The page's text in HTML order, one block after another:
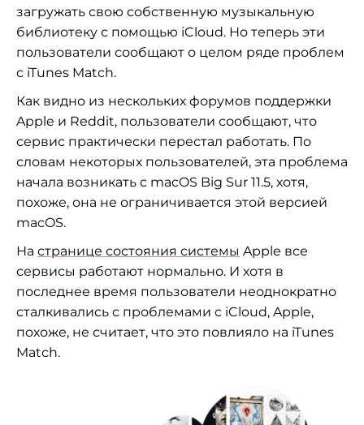
загружать свою собственную музыкальную
библиотеку с помощью iCloud. Но теперь эти
пользователи сообщают о целом ряде проблем
с iTunes Match.
Как видно из нескольких форумов поддержки
Apple и Reddit, пользователи сообщают, что
сервис практически перестал работать. По
словам некоторых пользователей, эта проблема
начала возникать с macOS Big Sur 11.5, хотя,
похоже, она не ограничивается этой версией
macOS.
На странице состояния системы Apple все
сервисы работают нормально. И хотя в
последнее время пользователи неоднократно
сталкивались с проблемами с iCloud, Apple,
похоже, не считает, что это повлияло на iTunes
Match.